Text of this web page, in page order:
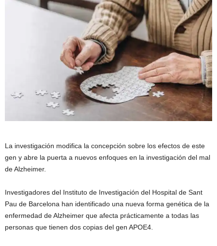
La investigación modifica la concepción sobre los efectos de este
gen y abre la puerta a nuevos enfoques en la investigación del mal
de Alzheimer.
Investigadores del Instituto de Investigación del Hospital de Sant
Pau de Barcelona han identificado una nueva forma genética de la
enfermedad de Alzheimer que afecta prácticamente a todas las
personas que tienen dos copias del gen APOE4.